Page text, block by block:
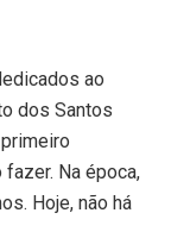
ao
dos Santos
Na época,
Hoje, não há